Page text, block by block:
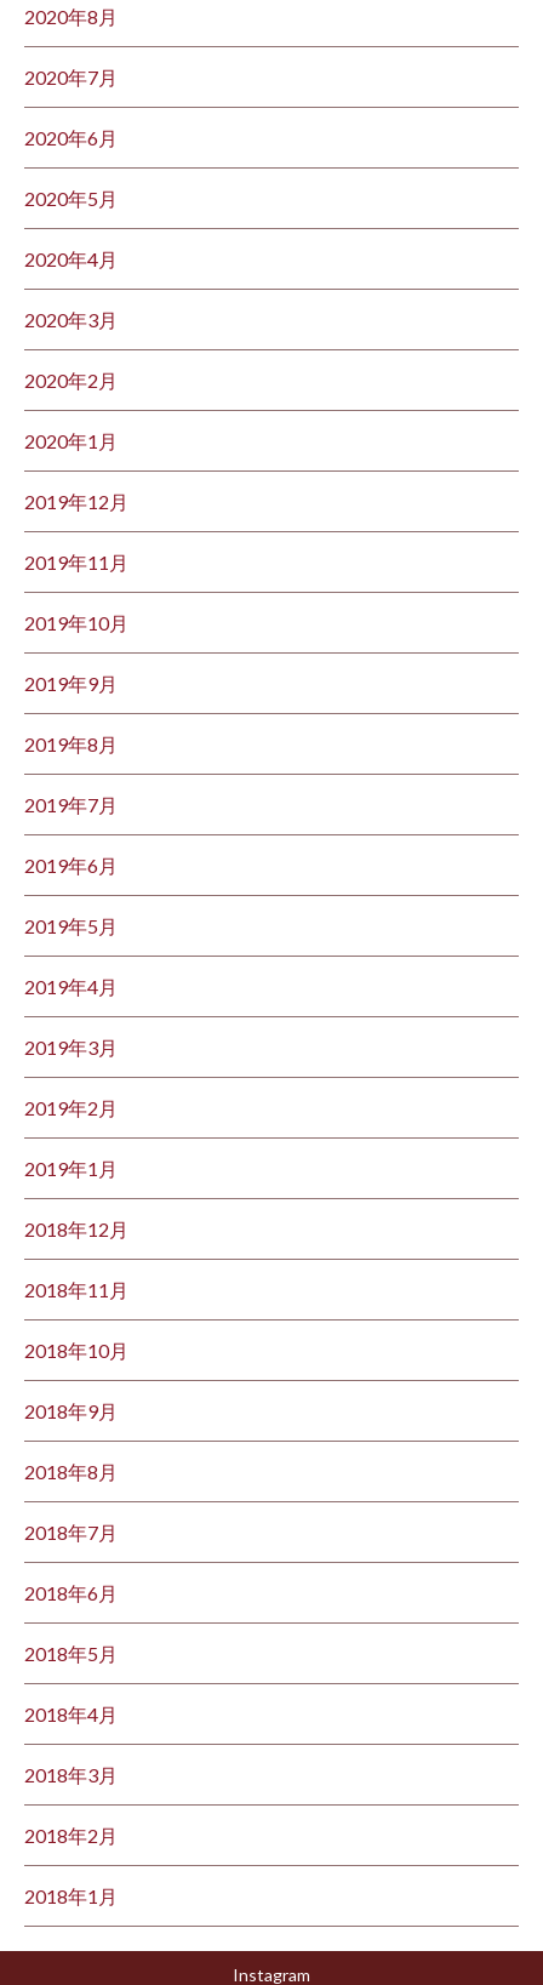
2020年8月
2020年7月
2020年6月
2020年5月
2020年4月
2020年3月
2020年2月
2020年1月
2019年12月
2019年11月
2019年10月
2019年9月
2019年8月
2019年7月
2019年6月
2019年5月
2019年4月
2019年3月
2019年2月
2019年1月
2018年12月
2018年11月
2018年10月
2018年9月
2018年8月
2018年7月
2018年6月
2018年5月
2018年4月
2018年3月
2018年2月
2018年1月
Instagram